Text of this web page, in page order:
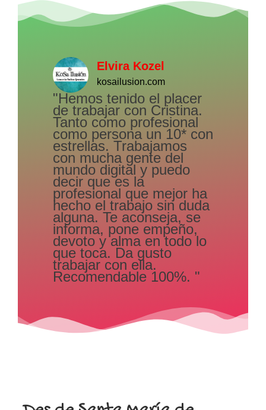
Elvira Kozel
kosailusion.com
"Hemos tenido el placer
de trabajar con Cristina.
Tanto como profesional
como persona un 10* con
estrellas. Trabajamos
con mucha gente del
mundo digital y puedo
decir que es la
profesional que mejor ha
hecho el trabajo sin duda
alguna. Te aconseja, se
informa, pone empeño,
devoto y alma en todo lo
que toca. Da gusto
trabajar con ella.
Recomendable 100%. "